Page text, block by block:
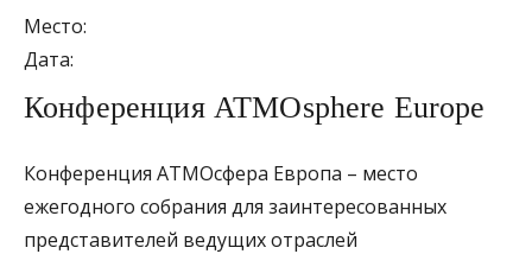
Место:
Дата:
Конференция ATMOsphere Europe
Конференция АТМОсфера Европа – место
ежегодного собрания для заинтересованных
представителей ведущих отраслей